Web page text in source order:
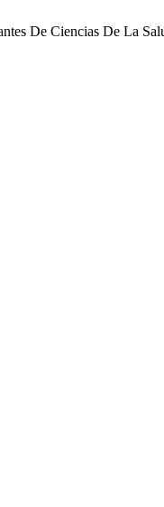
De Ciencias De La